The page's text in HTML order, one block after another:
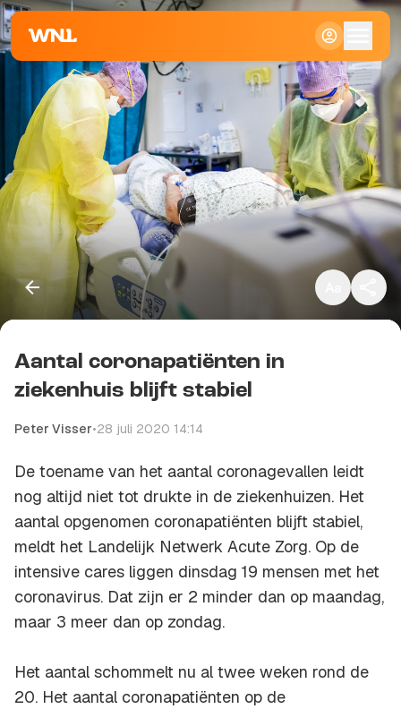
Klein
Standaard
Groot
Kopieer link
Aantal coronapatiënten in
ziekenhuis blijft stabiel
Peter Visser•28 juli 2020 14:14
De toename van het aantal coronagevallen leidt
nog altijd niet tot drukte in de ziekenhuizen. Het
aantal opgenomen coronapatiënten blijft stabiel,
meldt het Landelijk Netwerk Acute Zorg. Op de
intensive cares liggen dinsdag 19 mensen met het
coronavirus. Dat zijn er 2 minder dan op maandag,
maar 3 meer dan op zondag.
Het aantal schommelt nu al twee weken rond de
20. Het aantal coronapatiënten op de